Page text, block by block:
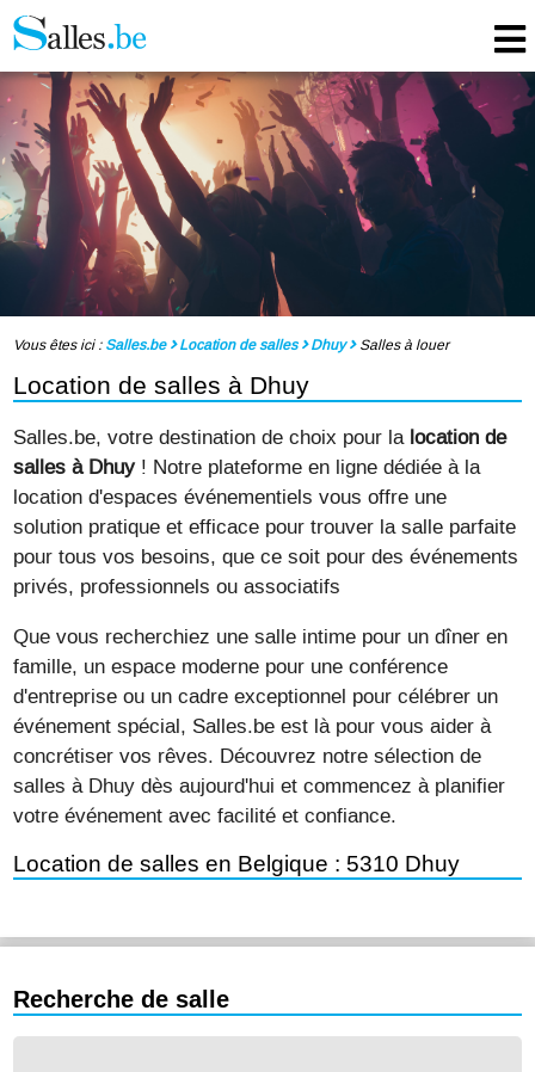
Vous êtes ici : Salles.be Location de salles Dhuy Salles à louer
Location de salles à Dhuy
Salles.be, votre destination de choix pour la location de
salles à Dhuy! Notre plateforme en ligne dédiée à la
location d'espaces événementiels vous offre une
solution pratique et efficace pour trouver la salle parfaite
pour tous vos besoins, que ce soit pour des événements
privés, professionnels ou associatifs
Que vous recherchiez une salle intime pour un dîner en
famille, un espace moderne pour une conférence
d'entreprise ou un cadre exceptionnel pour célébrer un
événement spécial, Salles.be est là pour vous aider à
concrétiser vos rêves. Découvrez notre sélection de
salles à Dhuy dès aujourd'hui et commencez à planifier
votre événement avec facilité et confiance.
Location de salles en Belgique : 5310 Dhuy
Recherche de salle